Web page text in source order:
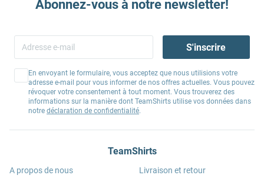
Abonnez-vous à notre newsletter!
S'inscrire
En envoyant le formulaire, vous acceptez que nous utilisions votre
adresse e-mail pour vous informer de nos offres actuelles. Vous pouvez
révoquer votre consentement à tout moment. Vous trouverez des
informations sur la manière dont TeamShirts utilise vos données dans
notre déclaration de confidentialité.
TeamShirts
A propos de nous
Livraison et retour